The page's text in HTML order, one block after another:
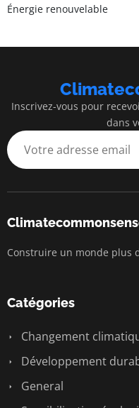
Énergie renouvelable
Inscrivez-vous pour
dans
Construire un monde plus
Catégories
Changement
Développement
General